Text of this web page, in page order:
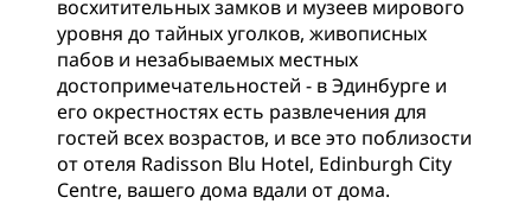
восхитительных замков и музеев мирового
уровня до тайных уголков, живописных
пабов и незабываемых местных
достопримечательностей - в Эдинбурге и
его окрестностях есть развлечения для
гостей всех возрастов, и все это поблизости
от отеля Radisson Blu Hotel, Edinburgh City
Centre, вашего дома вдали от дома.